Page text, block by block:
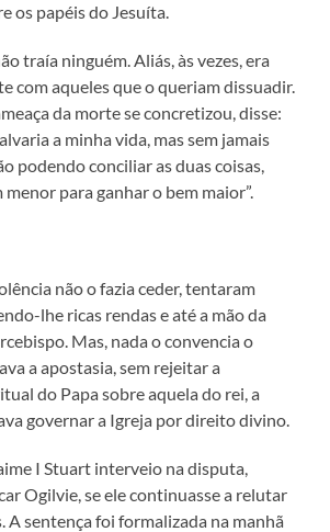
os papéis do Jesuíta.
traía ninguém. Aliás, às vezes, era
com aqueles que o queriam dissuadir.
da morte se concretizou, disse:
a minha vida, mas sem jamais
podendo conciliar as duas coisas,
para ganhar o bem maior”.
não o fazia ceder, tentaram
lhe ricas rendas e até a mão da
Mas, nada o convencia o
a apostasia, sem rejeitar a
do Papa sobre aquela do rei, a
governar a Igreja por direito divino.
I Stuart interveio na disputa,
Ogilvie, se ele continuasse a relutar
A sentença foi formalizada na manhã